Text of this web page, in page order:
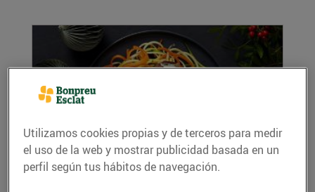
Nius d’ous de guatlla amb oli de tòfona
Utilizamos cookies propias y de terceros para medir
el uso de la web y mostrar publicidad basada en un
perfil según tus hábitos de navegación.